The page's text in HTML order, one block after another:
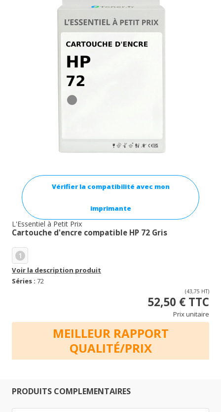
Vérifier la compatibilité avec mon
imprimante
L'Essentiel à Petit Prix
Cartouche d'encre compatible HP 72 Gris
1
Voir la description produit
Séries : 72
(43,75 HT)
52,50 € TTC
Prix unitaire
MEILLEUR RAPPORT
QUALITÉ/PRIX
PRODUITS COMPLEMENTAIRES